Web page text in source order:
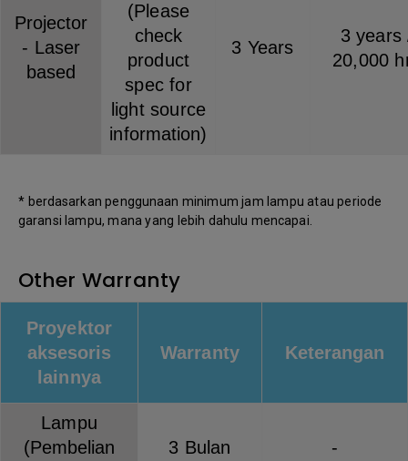
Projector
- Laser
based
(Please
check
product
spec for
light source
information)
3 Years
3 years
20,000
* berdasarkan penggunaan minimum jam lampu atau periode
garansi lampu, mana yang lebih dahulu mencapai.
Other Warranty
Proyektor
aksesoris
lainnya
Warranty Keterangan
Lampu
(Pembelian
3 Bulan -